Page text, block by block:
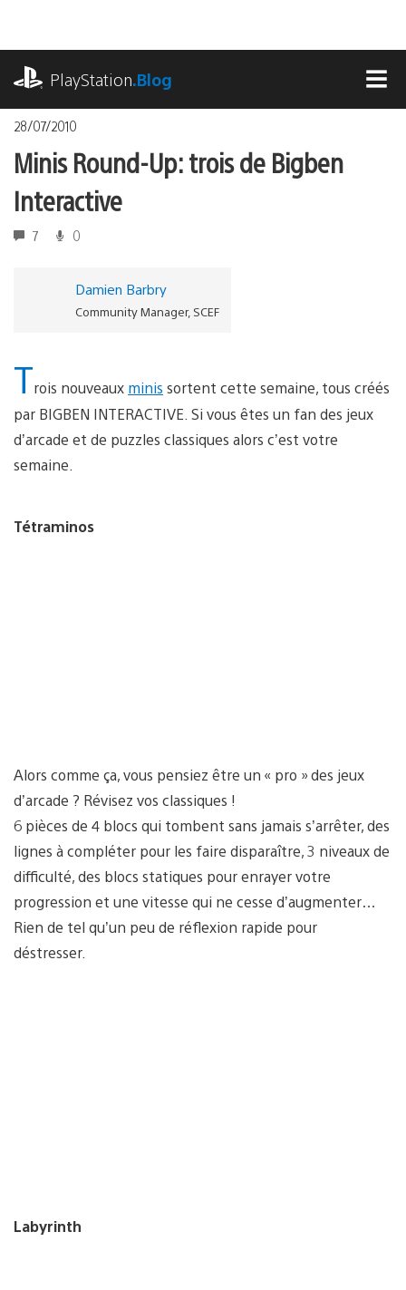
contenu
PlayStation.Blog
28/07/2010
Minis Round-Up: trois de Bigben
Interactive
7 0
Damien Barbry
Community Manager, SCEF
Trois nouveaux minis sortent cette semaine, tous créés
par BIGBEN INTERACTIVE. Si vous êtes un fan des jeux
d’arcade et de puzzles classiques alors c’est votre
semaine.
Tétraminos
Alors comme ça, vous pensiez être un « pro » des jeux
d’arcade ? Révisez vos classiques !
6 pièces de 4 blocs qui tombent sans jamais s’arrêter, des
lignes à compléter pour les faire disparaître, 3 niveaux de
difficulté, des blocs statiques pour enrayer votre
progression et une vitesse qui ne cesse d’augmenter…
Rien de tel qu’un peu de réflexion rapide pour
déstresser.
Labyrinth